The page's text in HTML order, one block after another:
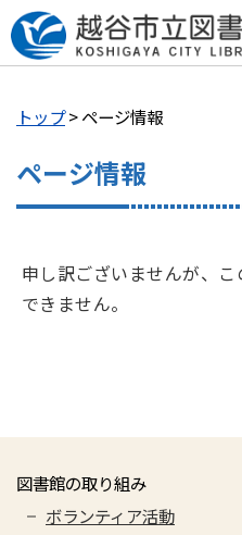
トップ> ページ情報
ページ情報
申し訳ございませんが、
できません。
図書館の取り組み
ボランティア活動